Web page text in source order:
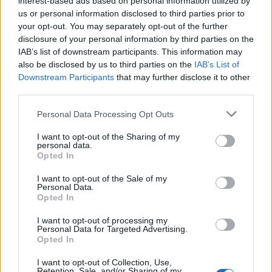
us or personal information disclosed to third parties prior to
your opt-out. You may separately opt-out of the further
disclosure of your personal information by third parties on the
IAB’s list of downstream participants. This information may
also be disclosed by us to third parties on the IAB’s List of
Downstream Participants that may further disclose it to other
Personal Data Processing Opt Outs
I want to opt-out of the Sharing of my
personal data.
Opted In
I want to opt-out of the Sale of my
Personal Data.
Opted In
I want to opt-out of processing my
Personal Data for Targeted Advertising.
Opted In
I want to opt-out of Collection, Use,
10. Ak nosíte čižmy, nohavice si vyhrňte správnym
smerom.
Nesnažte sa nohavicami prekrývať čižmy za každú
ich zložte smerom nahor ponad čižmy. Efektné!